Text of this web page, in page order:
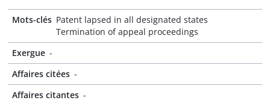
Mots-clés Patent lapsed in all designated states
Termination of appeal proceedings
Exergue -
Affaires citées -
Affaires citantes -